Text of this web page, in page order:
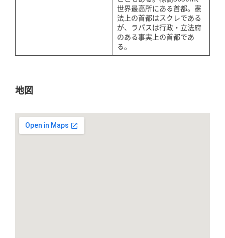
世界最高所にある首都。憲
法上の首都はスクレである
が、ラパスは行政・立法府
のある事実上の首都であ
る。
地図